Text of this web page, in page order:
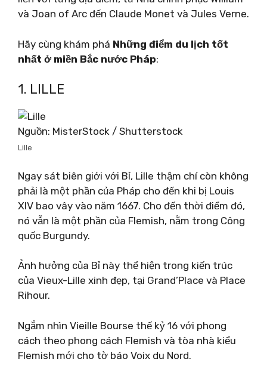
và Joan of Arc đến Claude Monet và Jules Verne.
Hãy cùng khám phá Những điểm du lịch tốt
nhất ở miền Bắc nước Pháp:
1. LILLE
Nguồn: MisterStock / Shutterstock
Lille
Ngay sát biên giới với Bỉ, Lille thậm chí còn không
phải là một phần của Pháp cho đến khi bị Louis
XIV bao vây vào năm 1667. Cho đến thời điểm đó,
nó vẫn là một phần của Flemish, nằm trong Công
quốc Burgundy.
Ảnh hưởng của Bỉ này thể hiện trong kiến ​​trúc
của Vieux-Lille xinh đẹp, tại Grand’Place và Place
Rihour.
Ngắm nhìn Vieille Bourse thế kỷ 16 với phong
cách theo phong cách Flemish và tòa nhà kiểu
Flemish mới cho tờ báo Voix du Nord.